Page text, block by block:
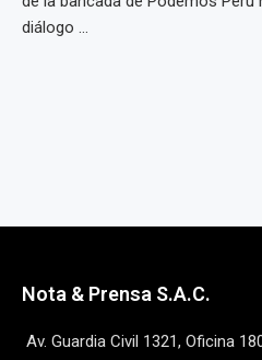
diálogo ...
Nota & Prensa S.A.C.
Av. Guardia Civil 1321, Oficina